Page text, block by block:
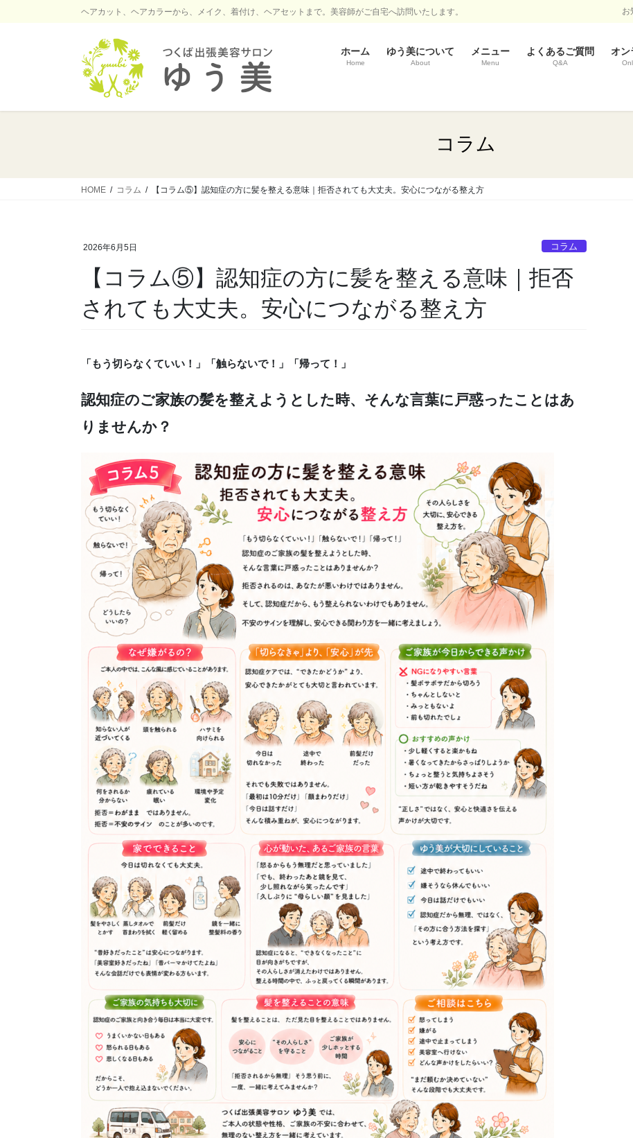
ヘアカット、ヘアカラーから、メイク、着付け、ヘアセットまで。美容師がご自宅へ訪問いたします。 お
ホーム
Home
ゆう美について
About
メニュー
Menu
よくあるご質問
Q&A
オン
コラム
HOME コラム 【コラム⑤】認知症の方に髪を整える意味｜拒否されても大丈夫。安心につながる整え方
2026年6月5日 コラム
【コラム⑤】認知症の方に髪を整える意味｜拒否
されても大丈夫。安心につながる整え方
「もう切らなくていい！」「触らないで！」「帰って！」
認知症のご家族の髪を整えようとした時、そんな言葉に戸惑ったことはあ
りませんか？